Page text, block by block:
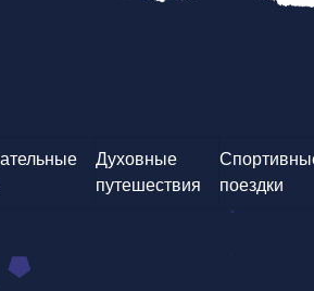
Духовные
путешествия
поездки